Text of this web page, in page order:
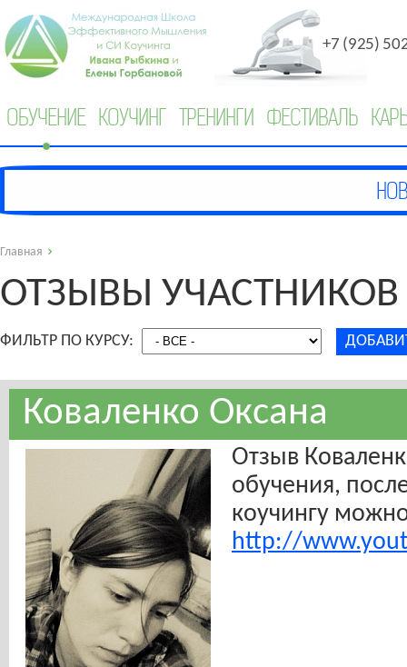
+7 (925)
ОБУЧЕНИЕ КОУЧИНГ ТРЕНИНГИ ФЕСТИВАЛЬ
Главная
ОТЗЫВЫ
ФИЛЬТР ПО КУРСУ:
Коваленко Оксана
Отзыв
обучения,
коучингу
http://